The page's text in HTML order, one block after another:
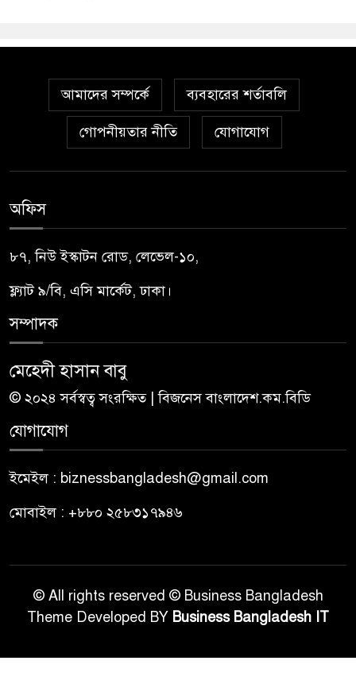
আমাদের সম্পর্কে ব্যবহারের শর্তাবলি
গোপনীয়তার নীতি যোগাযোগ
অফিস
৮৭, নিউ ইস্কাটন রোড, লেভেল-১০,
ফ্ল্যাট ৯/বি, এসি মার্কেট, ঢাকা।
সম্পাদক
মেহেদী হাসান বাবু
© ২০২৪ সর্বস্বত্ব সংরক্ষিত | বিজনেস বাংলাদেশ.কম.বিডি
যোগাযোগ
ইমেইল : biznessbangladesh@gmail.com
মোবাইল : +৮৮০ ২৫৮৩১৭৯৪৬
© All rights reserved © Business Bangladesh
Theme Developed BY Business Bangladesh IT